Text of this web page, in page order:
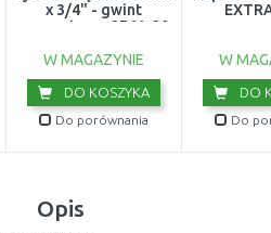
x 3/4" - gwint
wewnętrzny 2761-20
W MAGAZYNIE
DO KOSZYKA
Do porównania
W
DO
Do
Opis